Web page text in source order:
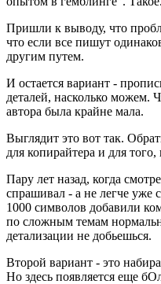
Пришли к выводу, что
что если все пишут
другим путем.
И остается вариант -
деталей, насколько можем.
автора была крайне мала.
Выглядит это вот так.
для копирайтера и для
Пару лет назад, когда
спрашивал - а не легче уже
1000 символов добавили
по сложным темам
детализации не добьешься.
Второй вариант - это
Но здесь появляется еще